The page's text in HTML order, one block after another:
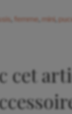
femme mini
cet